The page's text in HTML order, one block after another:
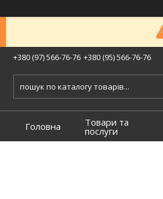
+380 (97) 566-76-76 +380 (95) 566-76-76
Головна Товари та
послуги